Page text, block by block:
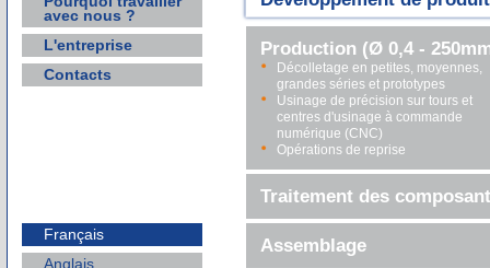
avec nous ?
L'entreprise
Contacts
Français
Anglais
Production (Ø 0,4 -
Décolletage en petites, moyennes,
grandes séries et prototypes
Usinage de précision sur tours et
centres d'usinage à commande
numérique (CNC)
Opérations de reprise
Traitement des
Assemblage